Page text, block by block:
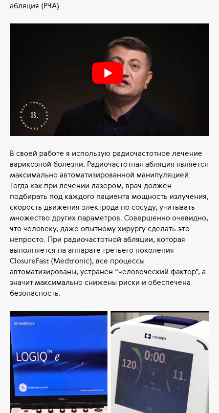
абляция (РЧА).
В своей работе я использую радиочастотное лечение
варикозной болезни. Радиочастотная абляция является
максимально автоматизированной манипуляцией.
Тогда как при лечении лазером, врач должен
подбирать под каждого пациента мощность излучения,
скорость движения электрода по сосуду, учитывать
множество других параметров. Совершенно очевидно,
что человеку, даже опытному хирургу сделать это
непросто. При радиочастотной абляции, которая
выполняется на аппарате третьего поколения
ClosureFast (Medtronic), все процессы
автоматизированы, устранен “человеческий фактор”, а
значит максимально снижены риски и обеспечена
безопасность.